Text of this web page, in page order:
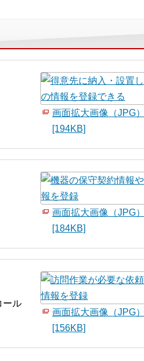
画面拡大画像（JPG）
[194KB]
画面拡大画像（JPG）
[184KB]
ール
画面拡大画像（JPG）
[156KB]